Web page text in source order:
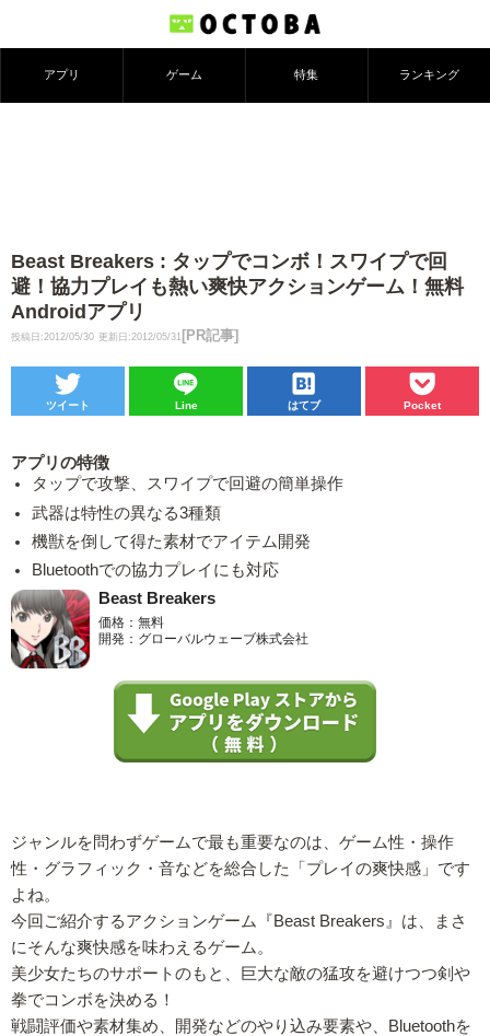
アプリ ゲーム 特集 ランキング
Beast Breakers : タップでコンボ！スワイプで回
避！協力プレイも熱い爽快アクションゲーム！無料
Androidアプリ
投稿日:2012/05/30 更新日:2012/05/31 [PR記事]
ツイート Line はてブ Pocket
アプリの特徴
タップで攻撃、スワイプで回避の簡単操作
武器は特性の異なる3種類
機獣を倒して得た素材でアイテム開発
Bluetoothでの協力プレイにも対応
Beast Breakers
価格：無料
開発：グローバルウェーブ株式会社
ジャンルを問わずゲームで最も重要なのは、ゲーム性・操作
性・グラフィック・音などを総合した「プレイの爽快感」です
よね。
今回ご紹介するアクションゲーム『Beast Breakers』は、まさ
にそんな爽快感を味わえるゲーム。
美少女たちのサポートのもと、巨大な敵の猛攻を避けつつ剣や
拳でコンボを決める！
戦闘評価や素材集め、開発などのやり込み要素や、Bluetoothを